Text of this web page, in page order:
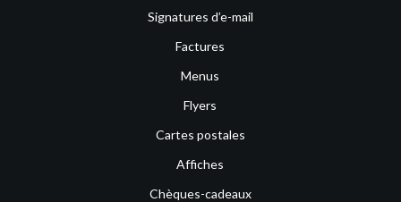
Signatures d’e-mail
Factures
Menus
Flyers
Cartes postales
Affiches
Chèques-cadeaux